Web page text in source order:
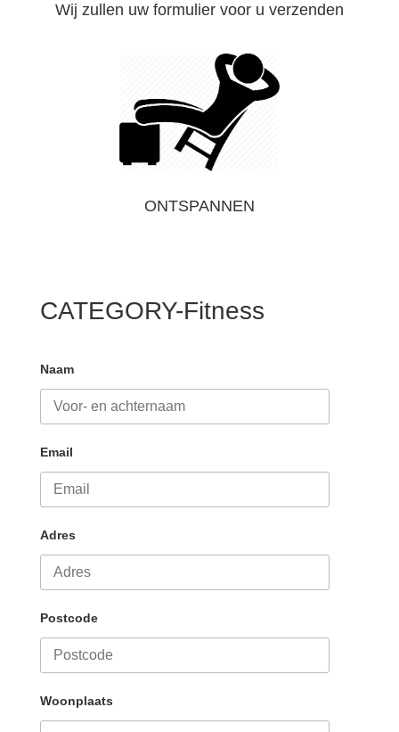
Wij zullen uw formulier voor u verzenden
ONTSPANNEN
CATEGORY-Fitness
Naam
Email
Adres
Postcode
Woonplaats